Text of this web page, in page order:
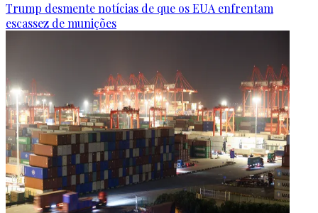
Trump desmente notícias de que os EUA enfrentam
escassez de munições